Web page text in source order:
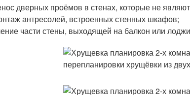
дверных проёмов в стенах, которые не
антресолей, встроенных стенных шкафов;
части стены, выходящей на балкон или